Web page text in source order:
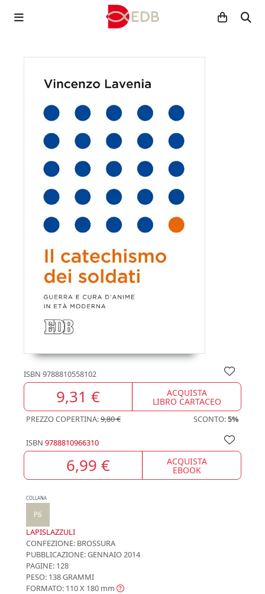
ISBN 9788810558102
9,31 € ACQUISTA
LIBRO CARTACEO
PREZZO COPERTINA:9,80 € SCONTO:5%
ISBN 9788810966310
6,99 € ACQUISTA
EBOOK
COLLANA
P6
LAPISLAZZULI
CONFEZIONE: BROSSURA
PUBBLICAZIONE:GENNAIO 2014
PAGINE: 128
PESO: 138 GRAMMI
FORMATO: 110 X 180 mm